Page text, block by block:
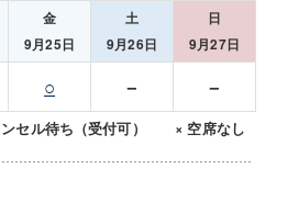
金
9月25日
土
9月26日
日
9月27日
○ － －
ル待ち（受付可） × 空席なし